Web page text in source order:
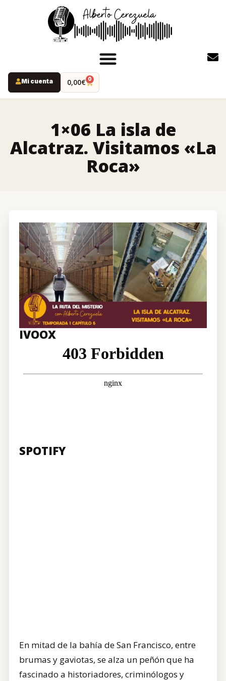
INICIO
YOUTUBE
INSTAGRAM
CONTRATACIÓN
TIENDA
Mi cuenta 0,00€ 0
1×06 La isla de
Alcatraz. Visitamos «La
Roca»
IVOOX
SPOTIFY
En mitad de la bahía de San Francisco, entre
brumas y gaviotas, se alza un peñón que ha
fascinado a historiadores, criminólogos y